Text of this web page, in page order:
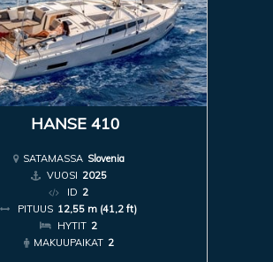
HANSE 410
SATAMASSA Slovenia
VUOSI 2025
ID 2
PITUUS 12,55 m (41,2 ft)
HYTIT 2
MAKUUPAIKAT 2